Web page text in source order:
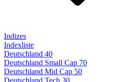
Indizes
Indexliste
Deutschland 40
Deutschland Small Cap 70
Deutschland Mid Cap 50
Deutschland Tech 30